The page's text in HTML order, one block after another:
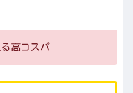
高コスパ